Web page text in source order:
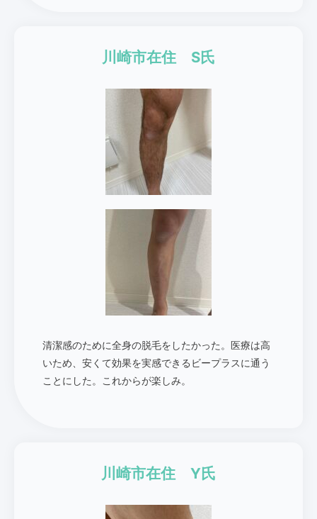
川崎市在住 S氏
清潔感のために全身の脱毛をしたかった。医療は高
いため、安くて効果を実感できるビープラスに通う
ことにした。これからが楽しみ。
川崎市在住 Y氏